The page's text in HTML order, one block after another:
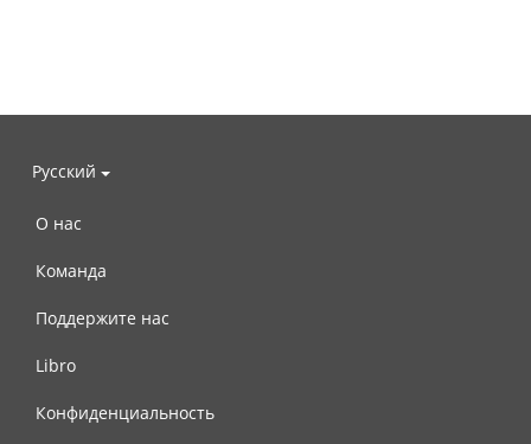
Русский
О нас
Команда
Поддержите нас
Libro
Конфиденциальность